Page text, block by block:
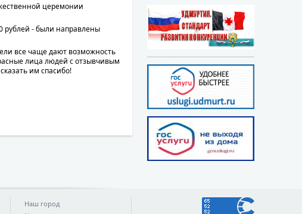
церемонии
рублей - были направлены
все чаще дают возможность
лица людей с отзывчивым
им спасибо!
Наш город